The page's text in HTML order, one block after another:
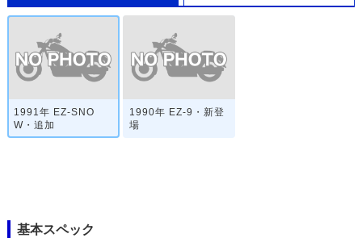
1991年 EZ-SNO
W・追加
1990年 EZ-9・新登
場
基本スペック